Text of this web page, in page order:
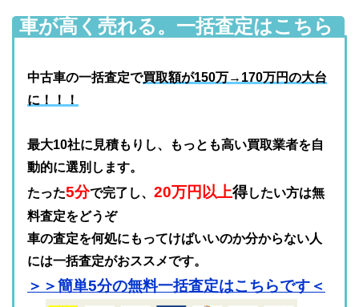
車が高く売れる。一括査定はこちら
中古車の一括査定で買取額が150万→170万円の大台
に！！！
最大10社に見積もりし、もっとも高い買取業者を自
動的に選別します。
たった5分で完了し、 20万円以上得したい方は無
料査定をどうぞ
車の査定を何処にもってけばいいのか分からない人
には一括査定がおススメです。
＞＞簡単5分の無料一括査定はこちらです＜